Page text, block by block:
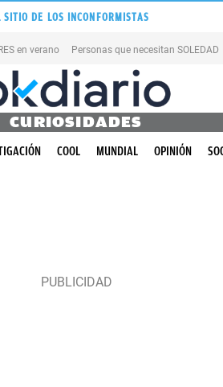
SITIO DE LOS INCONFORMISTAS
en verano Personas que necesitan SOLEDAD
CURIOSIDADES
COOL MUNDIAL OPINIÓN